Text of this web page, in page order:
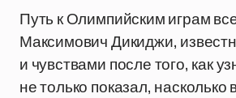
Путь к Олимпийским играм
Максимович Дикиджи,
и чувствами после того, как
не только показал,